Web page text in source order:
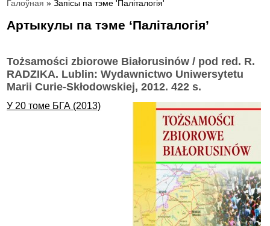
Галоўная » Запісы па тэме 'Паліталогія'
Артыкулы па тэме ‘Паліталогія’
Tożsamości zbiorowe Białorusinów / рod red. R.
RADZIKA. Lublin: Wydawnictwo Uniwersytetu
Marii Curie-Skłodowskiej, 2012. 422 s.
У 20 томе БГА (2013)